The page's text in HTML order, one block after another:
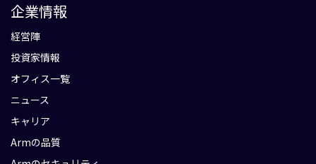
企業情報
経営陣
投資家情報
オフィス一覧
ニュース
キャリア
Armの品質